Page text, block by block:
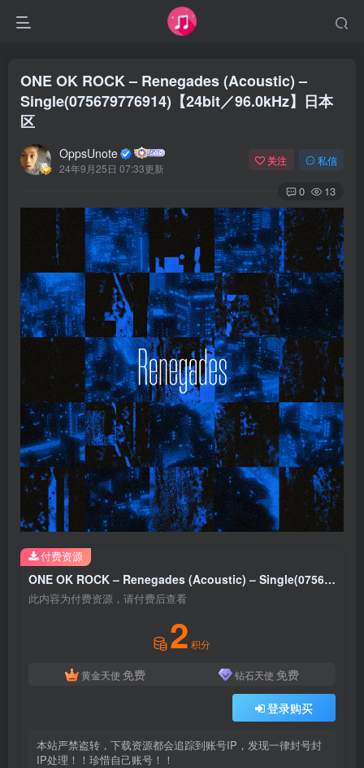
ONE OK ROCK – Renegades (Acoustic) –
Single(075679776914)【24bit／96.0kHz】日本
区
OppsUnote
24年9月25日 07:33更新
关注 私信
0 13
ONE OK ROCK – Renegades (Acoustic) – Single(075679776914)【24bit／96.0kHz】日本区
此内容为付费资源，请付费后查看
2 积分
黄金天使 免费 钻石天使 免费
登录购买
本站严禁盗转，下载资源都会追踪到账号IP，发现一律封号封
IP处理！！珍惜自己账号！！
付费资源